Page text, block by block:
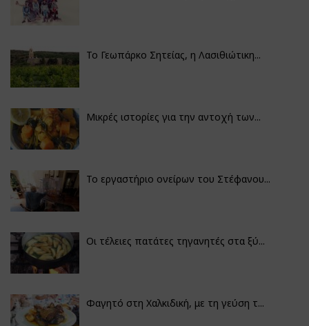
Το Γεωπάρκο Σητείας, η Λασιθιώτικη...
Μικρές ιστορίες για την αντοχή των...
Το εργαστήριο ονείρων του Στέφανου...
Οι τέλειες πατάτες τηγανητές στα ξύ...
Φαγητό στη Χαλκιδική, με τη γεύση τ...